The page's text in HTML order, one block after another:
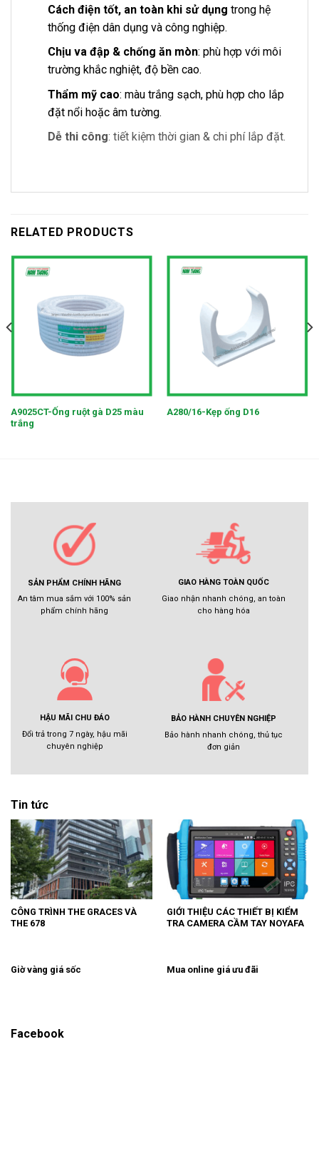
Cách điện tốt, an toàn khi sử dụng trong hệ
thống điện dân dụng và công nghiệp.
Chịu va đập & chống ăn mòn: phù hợp với môi
trường khắc nghiệt, độ bền cao.
Thẩm mỹ cao: màu trắng sạch, phù hợp cho lắp
đặt nổi hoặc âm tường.
Dễ thi công: tiết kiệm thời gian & chi phí lắp đặt.
RELATED PRODUCTS
A9025CT-Ống ruột gà D25 màu
trắng
A280/16-Kẹp ống D16
SẢN PHẨM CHÍNH HÃNG
An tâm mua sắm với 100% sản
phẩm chính hãng
GIAO HÀNG TOÀN QUỐC
Giao nhận nhanh chóng, an toàn
cho hàng hóa
HẬU MÃI CHU ĐÁO
Đổi trả trong 7 ngày, hậu mãi
chuyên nghiệp
BẢO HÀNH CHUYÊN NGHIỆP
Bảo hành nhanh chóng, thủ tục
đơn giản
Tin tức
CÔNG TRÌNH THE GRACES VÀ
THE 678
GIỚI THIỆU CÁC THIẾT BỊ KIỂM
TRA CAMERA CẦM TAY NOYAFA
Giờ vàng giá sốc Mua online giá ưu đãi
Facebook